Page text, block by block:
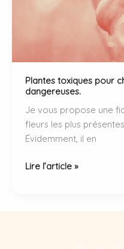
Plantes toxiques pour
dangereuses.
Je vous propose une
fleurs les plus
Évidemment, il en
Plantes
Lire l’article »